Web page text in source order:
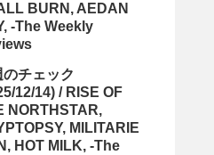
BURN, AEDAN
-The Weekly
のチェック
12/14) / RISE OF
NORTHSTAR,
MILITARIE
HOT MILK, -The